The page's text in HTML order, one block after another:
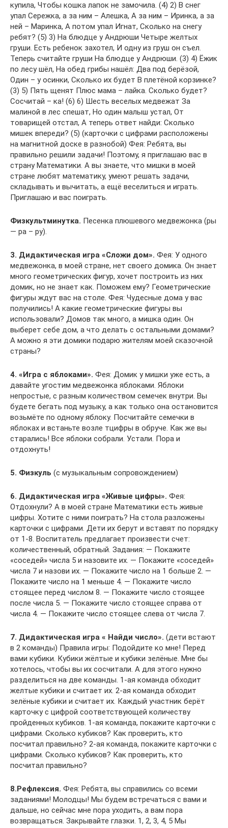
купила, Чтобы кошка лапок не замочила. (4) 2) В снег
упал Сережка, а за ним – Алешка, А за ним – Иринка, а за
ней – Маринка, А потом упал Игнат, Сколько на снегу
ребят? (5) 3) На блюдце у Андрюши Четыре желтых
груши. Есть ребенок захотел, И одну из груш он съел.
Теперь считайте груши На блюдце у Андрюши. (3) 4) Ёжик
по лесу шёл, На обед грибы нашёл: Два под берёзой,
Один – у осинки, Сколько их будет В плетёной корзинке?
(3) 5) Пять щенят Плюс мама – лайка. Сколько будет?
Сосчитай – ка! (6) 6) Шесть веселых медвежат За
малиной в лес спешат, Но один малыш устал, От
товарищей отстал, А теперь ответ найди: Сколько
мишек впереди? (5) (карточки с цифрами расположены
на магнитной доске в разнобой) Фея: Ребята, вы
правильно решили задачи! Поэтому, я приглашаю вас в
страну Математики. А вы знаете, что мишки в моей
стране любят математику, умеют решать задачи,
складывать и вычитать, а ещё веселиться и играть.
Приглашаю и вас поиграть.
Физкультминутка. Песенка плюшевого медвежонка (ры
— ра – ру).
3. Дидактическая игра «Сложи дом». Фея: У одного
медвежонка, в моей стране, нет своего домика. Он знает
много геометрических фигур, хочет построить из них
домик, но не знает как. Поможем ему? Геометрические
фигуры ждут вас на столе. Фея: Чудесные дома у вас
получились! А какие геометрические фигуры вы
использовали? Домов так много, а мишка один. Он
выберет себе дом, а что делать с остальными домами?
А можно я эти домики подарю жителям моей сказочной
страны?
4. «Игра с яблоками». Фея: Домик у мишки уже есть, а
давайте угостим медвежонка яблоками. Яблоки
непростые, с разным количеством семечек внутри. Вы
будете бегать под музыку, а как только она остановится
возьмёте по одному яблоку. Посчитайте семечки в
яблоках и встаньте возле тцифры в обруче. Как же вы
старались! Все яблоки собрали. Устали. Пора и
отдохнуть!
5. Физкуль (с музыкальным сопровождением)
6. Дидактическая игра «Живые цифры». Фея:
Отдохнули? А в моей стране Математики есть живые
цифры. Хотите с ними поиграть? На стола разложены
карточки с цифрами. Дети их берут и вставят по порядку
от 1-8. Воспитатель предлагает произвести счет:
количественный, обратный. Задания: — Покажите
«соседей» числа 5 и назовите их. — Покажите «соседей»
числа 7 и назови их. — Покажите число на 1 больше 2. —
Покажите число на 1 меньше 4. — Покажите число
стоящее перед числом 8. — Покажите число стоящее
после числа 5. — Покажите число стоящее справа от
числа 4. — Покажите число стоящее слева от числа 7.
7. Дидактическая игра « Найди число». (дети встают
в 2 команды) Правила игры: Подойдите ко мне! Перед
вами кубики. Кубики жёлтые и кубики зелёные. Мне бы
хотелось, чтобы вы их сосчитали. А для этого нужно
разделиться на две команды. 1-ая команда обходит
желтые кубики и считает их. 2-ая команда обходит
зелёные кубики и считает их. Каждый участник берёт
карточку с цифрой соответствующей количеству
пройденных кубиков. 1-ая команда, покажите карточки с
цифрами. Сколько кубиков? Как проверить, кто
посчитал правильно? 2-ая команда, покажите карточки с
цифрами. Сколько кубиков? Как проверить, кто
посчитал правильно?
8.Рефлексия. Фея: Ребята, вы справились со всеми
заданиями! Молодцы! Мы будем встречаться с вами и
дальше, но сейчас мне пора уходить, а вам пора
возвращаться. Закрывайте глазки. 1, 2, 3, 4, 5 Мы